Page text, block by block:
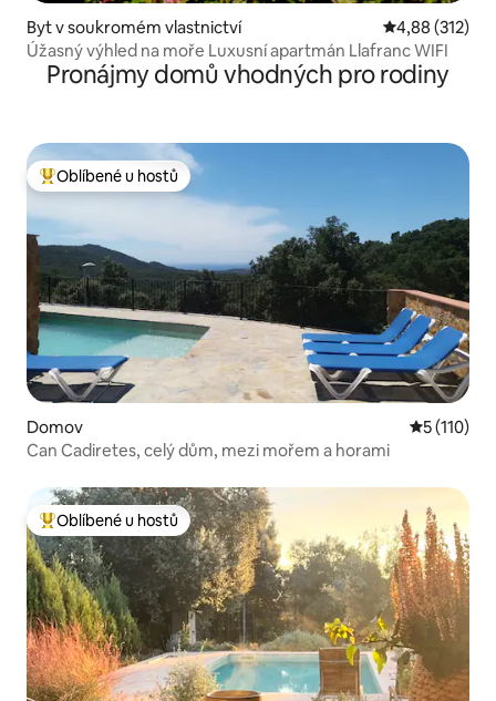
Byt v soukromém vlastnictví Průměrné
4,88 (312)
Úžasný výhled na moře Luxusní apartmán Llafranc WIFI
Pronájmy domů vhodných pro rodiny
Nejlepší v kategorii Oblíbené u hostů
Oblíbené u hostů
Domov Průměrné
5 (110)
Can Cadiretes, celý dům, mezi mořem a horami
Nejlepší v kategorii Oblíbené u hostů
Oblíbené u hostů